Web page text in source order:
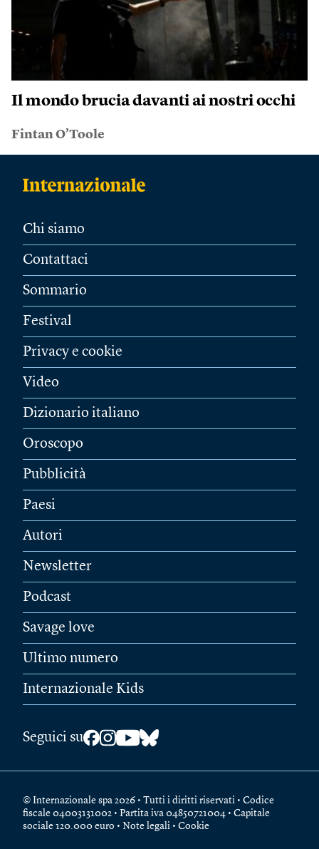
Il mondo brucia davanti ai nostri occhi
Fintan O’Toole
Chi siamo
Contattaci
Sommario
Festival
Privacy e cookie
Video
Dizionario italiano
Oroscopo
Pubblicità
Paesi
Autori
Newsletter
Podcast
Savage love
Ultimo numero
Internazionale Kids
Seguici su
© Internazionale spa 2026 • Tutti i diritti riservati • Codice
fiscale 04003131002 • Partita iva 04850721004 • Capitale
sociale 120.000 euro • Note legali • Cookie